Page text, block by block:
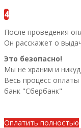
4
После проведения
Он расскажет о
Это безопасно!
Мы не храним и
Весь процесс
банк "Сбербанк"
Оплатить полностью